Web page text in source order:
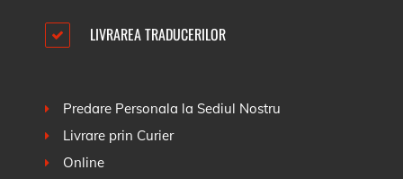
LIVRAREA TRADUCERILOR
Predare Personala la Sediul Nostru
Livrare prin Curier
Online